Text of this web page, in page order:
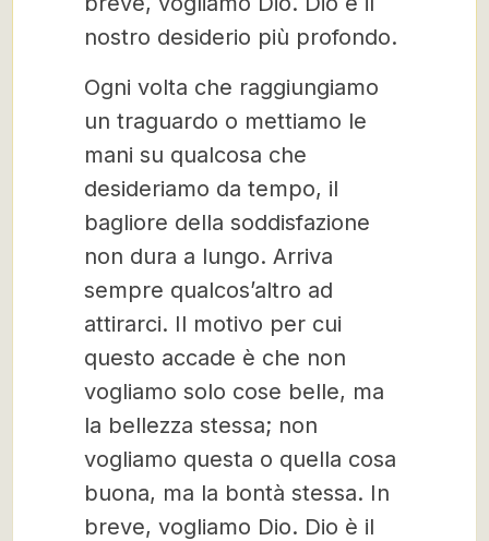
nostro desiderio più profondo.
Ogni volta che raggiungiamo
un traguardo o mettiamo le
mani su qualcosa che
desideriamo da tempo, il
bagliore della soddisfazione
non dura a lungo. Arriva
sempre qualcos’altro ad
attirarci. Il motivo per cui
questo accade è che non
vogliamo solo cose belle, ma
la bellezza stessa; non
vogliamo questa o quella cosa
buona, ma la bontà stessa. In
breve, vogliamo Dio. Dio è il